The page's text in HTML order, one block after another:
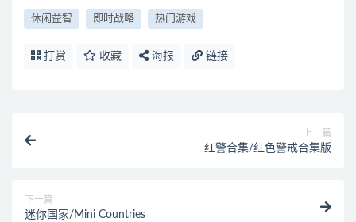
休闲益智 即时战略 热门游戏
打赏 收藏 海报 链接
上一篇
红警合集/红色警戒合集版
下一篇
迷你国家/Mini Countries